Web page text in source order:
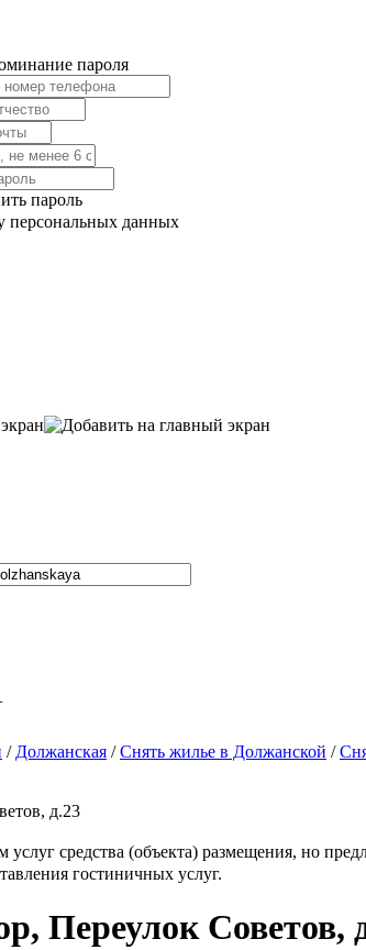
пароля
пароль
персональных данных
/ Должанская /Снять жилье в Должанской /
д.23
услуг средства (объекта) размещения, но
гостиничных услуг.
Переулок Советов,